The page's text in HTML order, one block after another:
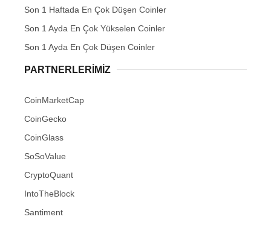
Son 1 Haftada En Çok Düşen Coinler
Son 1 Ayda En Çok Yükselen Coinler
Son 1 Ayda En Çok Düşen Coinler
PARTNERLERIMIZ
CoinMarketCap
CoinGecko
CoinGlass
SoSoValue
CryptoQuant
IntoTheBlock
Santiment